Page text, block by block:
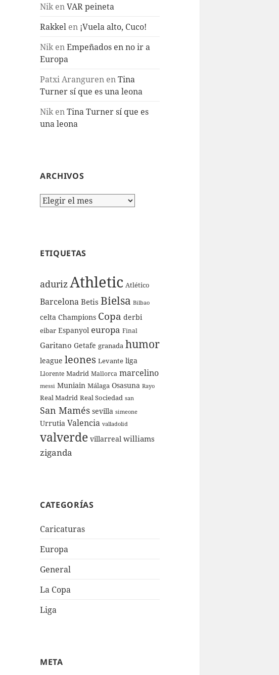
NikenVAR peineta
Rakkel en ¡Vuela alto, Cuco!
NikenEmpeñados en no ir a
Europa
Patxi Aranguren enTina
Turner sí que es una leona
NikenTina Turner sí que es
una leona
ARCHIVOS
Archivos
ETIQUETAS
adurizAthletic Atlético
Barcelona Betis Bielsa Bilbao
celta Champions Copa derbi
eibar Espanyol europa Final
Garitano Getafe granada humor
league leones Levante liga
Llorente Madrid Mallorca marcelino
messi Muniain Málaga Osasuna Rayo
Real Madrid Real Sociedad san
San Mamés sevilla simeone
Urrutia Valencia valladolid
valverde villarreal williams
ziganda
CATEGORÍAS
Caricaturas
Europa
General
La Copa
Liga
META